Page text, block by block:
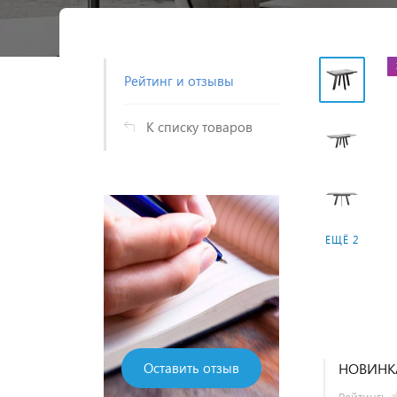
Рейтинг и отзывы
К списку товаров
Оставить отзыв
салонов
ЕЩЁ 2